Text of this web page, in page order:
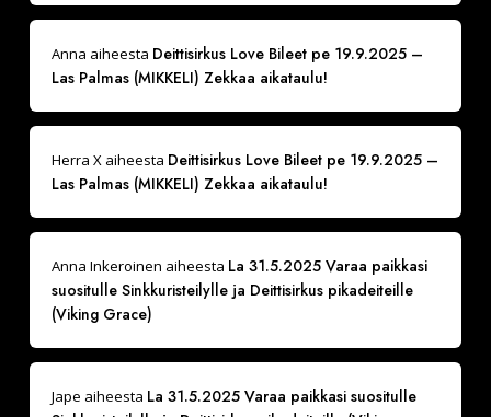
Anna aiheesta Deittisirkus Love Bileet pe 19.9.2025 –
Las Palmas (MIKKELI) Zekkaa aikataulu!
Herra Xaiheesta Deittisirkus Love Bileet pe 19.9.2025 –
Las Palmas (MIKKELI) Zekkaa aikataulu!
Anna Inkeroinen aiheesta La 31.5.2025 Varaa paikkasi
suositulle Sinkkuristeilylle ja Deittisirkus pikadeiteille
(Viking Grace)
Jape aiheesta La 31.5.2025 Varaa paikkasi suositulle